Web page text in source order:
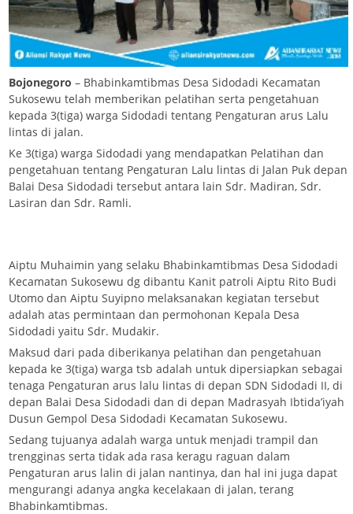
Bojonegoro – Bhabinkamtibmas Desa Sidodadi Kecamatan
Sukosewu telah memberikan pelatihan serta pengetahuan
kepada 3(tiga) warga Sidodadi tentang Pengaturan arus Lalu
lintas di jalan.
Ke 3(tiga) warga Sidodadi yang mendapatkan Pelatihan dan
pengetahuan tentang Pengaturan Lalu lintas di Jalan Puk depan
Balai Desa Sidodadi tersebut antara lain Sdr. Madiran, Sdr.
Lasiran dan Sdr. Ramli.
Aiptu Muhaimin yang selaku Bhabinkamtibmas Desa Sidodadi
Kecamatan Sukosewu dg dibantu Kanit patroli Aiptu Rito Budi
Utomo dan Aiptu Suyipno melaksanakan kegiatan tersebut
adalah atas permintaan dan permohonan Kepala Desa
Sidodadi yaitu Sdr. Mudakir.
Maksud dari pada diberikanya pelatihan dan pengetahuan
kepada ke 3(tiga) warga tsb adalah untuk dipersiapkan sebagai
tenaga Pengaturan arus lalu lintas di depan SDN Sidodadi II, di
depan Balai Desa Sidodadi dan di depan Madrasyah Ibtida’iyah
Dusun Gempol Desa Sidodadi Kecamatan Sukosewu.
Sedang tujuanya adalah warga untuk menjadi trampil dan
trengginas serta tidak ada rasa keragu raguan dalam
Pengaturan arus lalin di jalan nantinya, dan hal ini juga dapat
mengurangi adanya angka kecelakaan di jalan, terang
Bhabinkamtibmas.